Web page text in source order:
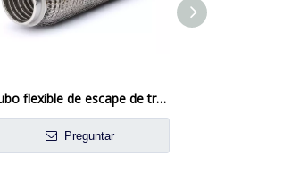
Tubo flexible de escape de trenza de malla delgada para automotriz
Preguntar